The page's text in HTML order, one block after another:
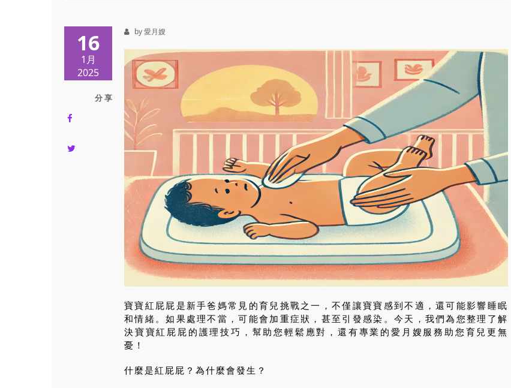
16
1月
2025
分 享
by 愛月嫂
寶寶紅屁屁是新手爸媽常見的育兒挑戰之一，不僅讓寶寶感到不適，還可能影響睡眠
和情緒。如果處理不當，可能會加重症狀，甚至引發感染。今天，我們為您整理了解
決寶寶紅屁屁的護理技巧，幫助您輕鬆應對，還有專業的愛月嫂服務助您育兒更無
憂！
什麼是紅屁屁？為什麼會發生？